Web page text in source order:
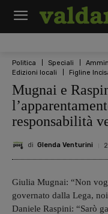
Politica Speciali
Edizioni locali
Figline
Mugnai e
responsabilità
di Glenda Venturini
Giulia Mugnai: “Non
governato dalla Lega,
Daniele Raspini: “Sarò